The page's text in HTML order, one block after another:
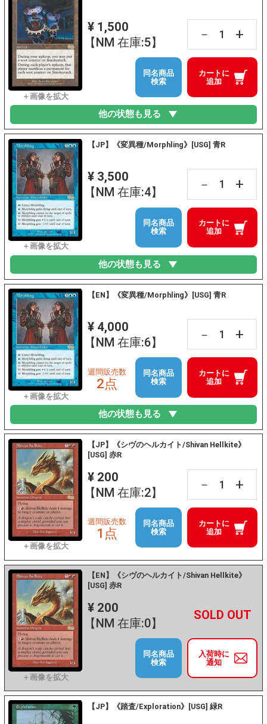
¥ 1,500
【NM 在庫:5】
－ +
カートに
追加
同名商品
検索
他の状態も見る
【JP】《変異種/Morphling》[USG] 青R
¥ 3,500
【NM 在庫:4】
－ +
カートに
追加
同名商品
検索
他の状態も見る
【EN】《変異種/Morphling》[USG] 青R
¥ 4,000
【NM 在庫:6】
－ +
カートに
追加
週間販売数
2点
同名商品
検索
他の状態も見る
【JP】《シヴのヘルカイト/Shivan Hellkite》
[USG] 赤R
¥ 200
【NM 在庫:2】
－ +
カートに
追加
週間販売数
1点
同名商品
検索
【EN】《シヴのヘルカイト/Shivan Hellkite》
[USG] 赤R
¥ 200
【NM 在庫:0】
－ +
入荷時に
通知
同名商品
検索
【JP】《踏査/Exploration》[USG] 緑R